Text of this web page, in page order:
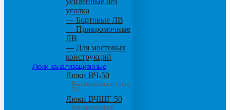
уголка
— Бортовые ЛВ
— Прикромочные
ЛВ
— Для мостовых
конструкций
Люки канализационные
Люки ВЧ-50
Высокопрочный чугун
50
Люки ВЧШГ-50
Высокопрочный